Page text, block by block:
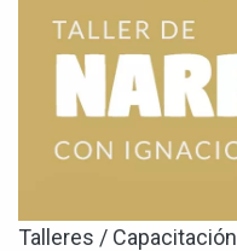
Talleres / Capacitación